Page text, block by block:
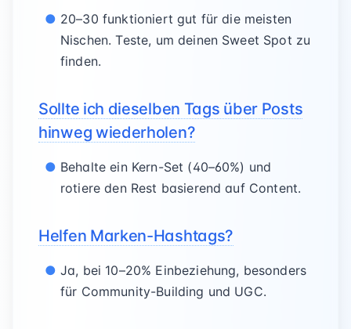
20–30 funktioniert gut für die meisten
Nischen. Teste, um deinen Sweet Spot zu
finden.
Sollte ich dieselben Tags über Posts
hinweg wiederholen?
Behalte ein Kern-Set (40–60%) und
rotiere den Rest basierend auf Content.
Helfen Marken-Hashtags?
Ja, bei 10–20% Einbeziehung, besonders
für Community-Building und UGC.